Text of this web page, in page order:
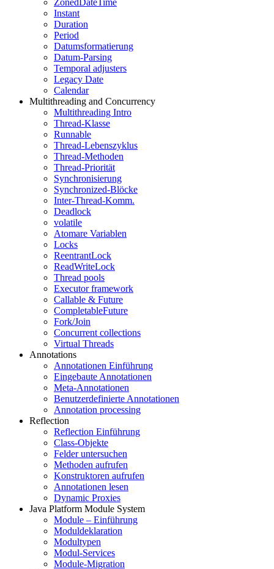
ZonedDateTime
Instant
Duration
Period
Datumsformatierung
Datum-Parsing
Temporal adjusters
Legacy Date
Calendar
Multithreading and Concurrency
Multithreading Intro
Thread-Klasse
Runnable
Thread-Lebenszyklus
Thread-Methoden
Thread-Priorität
Synchronisierung
Synchronized-Blöcke
Inter-Thread-Komm.
Deadlock
volatile
Atomare Variablen
Locks
ReentrantLock
ReadWriteLock
Thread pools
Executor framework
Callable & Future
CompletableFuture
Fork/Join
Concurrent collections
Virtual Threads
Annotations
Annotationen Einführung
Eingebaute Annotationen
Meta-Annotationen
Benutzerdefinierte Annotationen
Annotation processing
Reflection
Reflection Einführung
Class-Objekte
Felder untersuchen
Methoden aufrufen
Konstruktoren aufrufen
Annotationen lesen
Dynamic Proxies
Java Platform Module System
Module – Einführung
Moduldeklaration
Modultypen
Modul-Services
Module-Migration